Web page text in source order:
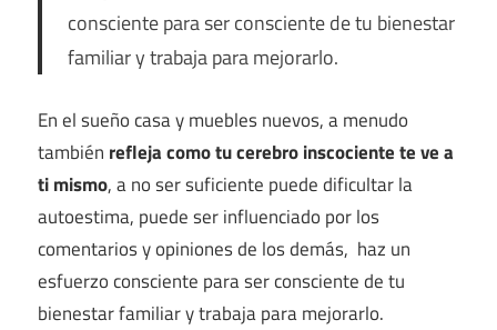
consciente para ser consciente de tu bienestar
familiar y trabaja para mejorarlo.
En el sueño casa y muebles nuevos, a menudo
también refleja como tu cerebro inscociente te ve a
ti mismo, a no ser suficiente puede dificultar la
autoestima, puede ser influenciado por los
comentarios y opiniones de los demás, haz un
esfuerzo consciente para ser consciente de tu
bienestar familiar y trabaja para mejorarlo.